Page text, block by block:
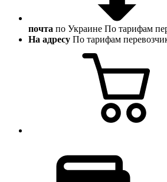
почта по Украине По тарифам
На адресу По тарифам